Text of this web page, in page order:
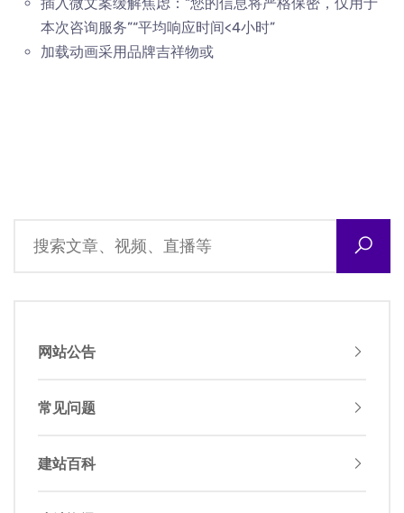
本次咨询服务”“平均响应时间<4小时”
加载动画采用品牌吉祥物或
网站公告
常见问题
建站百科